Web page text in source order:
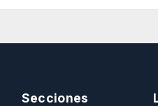
Secciones